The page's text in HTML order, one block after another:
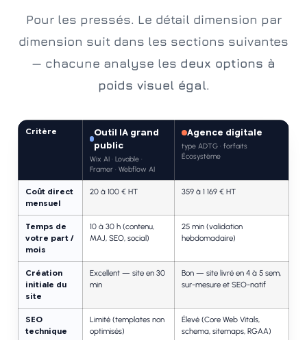
Pour les pressés. Le détail dimension par
dimension suit dans les sections suivantes
— chacune analyse les deux options à
poids visuel égal.
Critère
Outil IA grand
public
Wix AI · Lovable ·
Framer · Webflow AI
Agence digitale
type ADTG · forfaits
Écosystème
Coût direct
mensuel
20 à 100 € HT 359 à 1 169 € HT
Temps de
votre part /
mois
10 à 30 h (contenu,
MAJ, SEO, social)
25 min (validation
hebdomadaire)
Création
initiale du
site
Excellent — site en 30
min
Bon — site livré en 4 à 5 sem,
sur-mesure et SEO-natif
SEO
technique
Limité (templates non
optimisés)
Élevé (Core Web Vitals,
schema, sitemaps, RGAA)